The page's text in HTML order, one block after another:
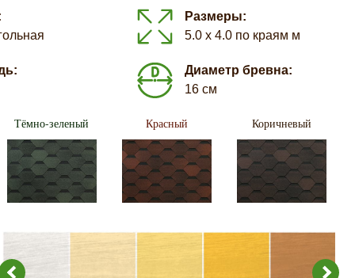
Размеры:
5.0 х 4.0 по краям м
Диаметр бревна:
16 см
Тёмно-зеленый Красный Коричневый